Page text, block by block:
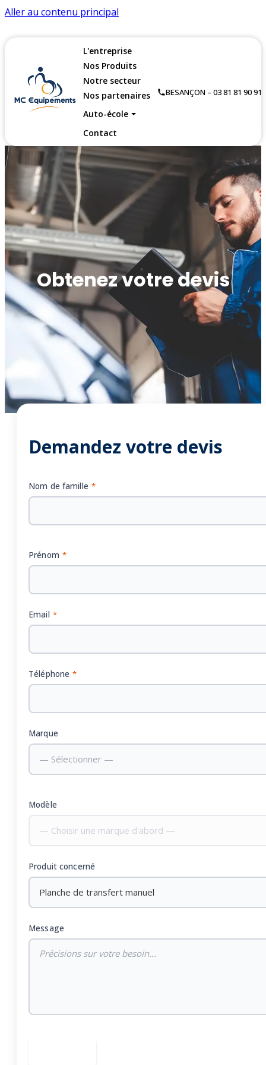
Aller au contenu principal
L'entreprise
Nos Produits
Notre secteur
Nos partenaires
Auto-école
Contact
BESANÇON – 03 81 81 90 91
Obtenez votre devis
Demandez votre devis
Nom de famille *
Prénom *
Email *
Téléphone *
Marque
— Sélectionner —
Modèle
— Choisir une marque d'abord —
Produit concerné
Planche de transfert manuel
Message